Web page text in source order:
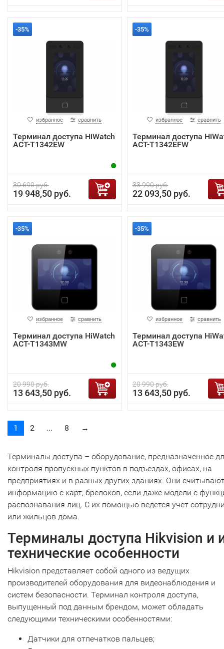
-35%
избранное сравнить
Терминал доступа HiWatch
ACT-T1342EW
30 690 руб.
19 948,50 руб.
-35%
избранное сравнить
Терминал доступа
ACT-T1342EFW
33 990 руб.
22 093,50 руб.
-35%
избранное сравнить
Терминал доступа HiWatch
ACT-T1343MW
20 990 руб.
13 643,50 руб.
-35%
избранное сравнить
Терминал доступа
ACT-T1343EW
20 990 руб.
13 643,50 руб.
1 2 ... 8 →
Терминалы доступа – оборудование, предназначенное
контроля пропускных пунктов в подъездах, офисах, на
предприятиях и в разных других зданиях. Они
информацию с карт, брелоков, если даже модели с
распознавания лиц. С их помощью ведется учет
или жильцов дома.
Терминалы доступа Hikvision и
технические особенности
Hikvision представляет собой одного из ведущих
производителей оборудования для видеонаблюдения и
систем безопасности. Терминал контроля доступа,
выпущенный под данным брендом, может обладать
следующими техническими особенностями:
Датчики для отпечатков пальцев;